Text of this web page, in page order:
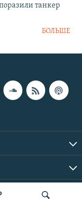
танкер
БОЛЬШЕ
Все права защищены.